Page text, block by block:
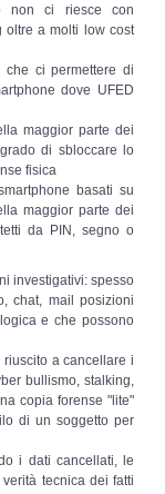
non ci riesce con
oltre a molti low cost
ci permettere di
dove UFED
maggior parte dei
di sbloccare lo
fisica
basati su
maggior parte dei
da PIN, segno o
investigativi: spesso
chat, mail posizioni
e che possono
a cancellare i
bullismo, stalking,
copia forense "lite"
di un soggetto per
i dati cancellati, le
tecnica dei fatti